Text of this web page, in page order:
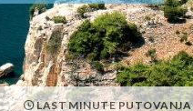
LAST MINUTE PUTOVANJA